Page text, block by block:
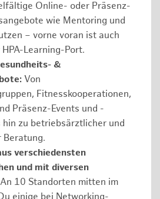
Online- oder Präsenz-
wie Mentoring und
– vorne voran ist auch
Learning-Port.
&
Von
Fitnesskooperationen,
Präsenz-Events und -
hin zu betriebsärztlicher und
Beratung.
verschiedensten
und mit diversen
An 10 Standorten mitten im